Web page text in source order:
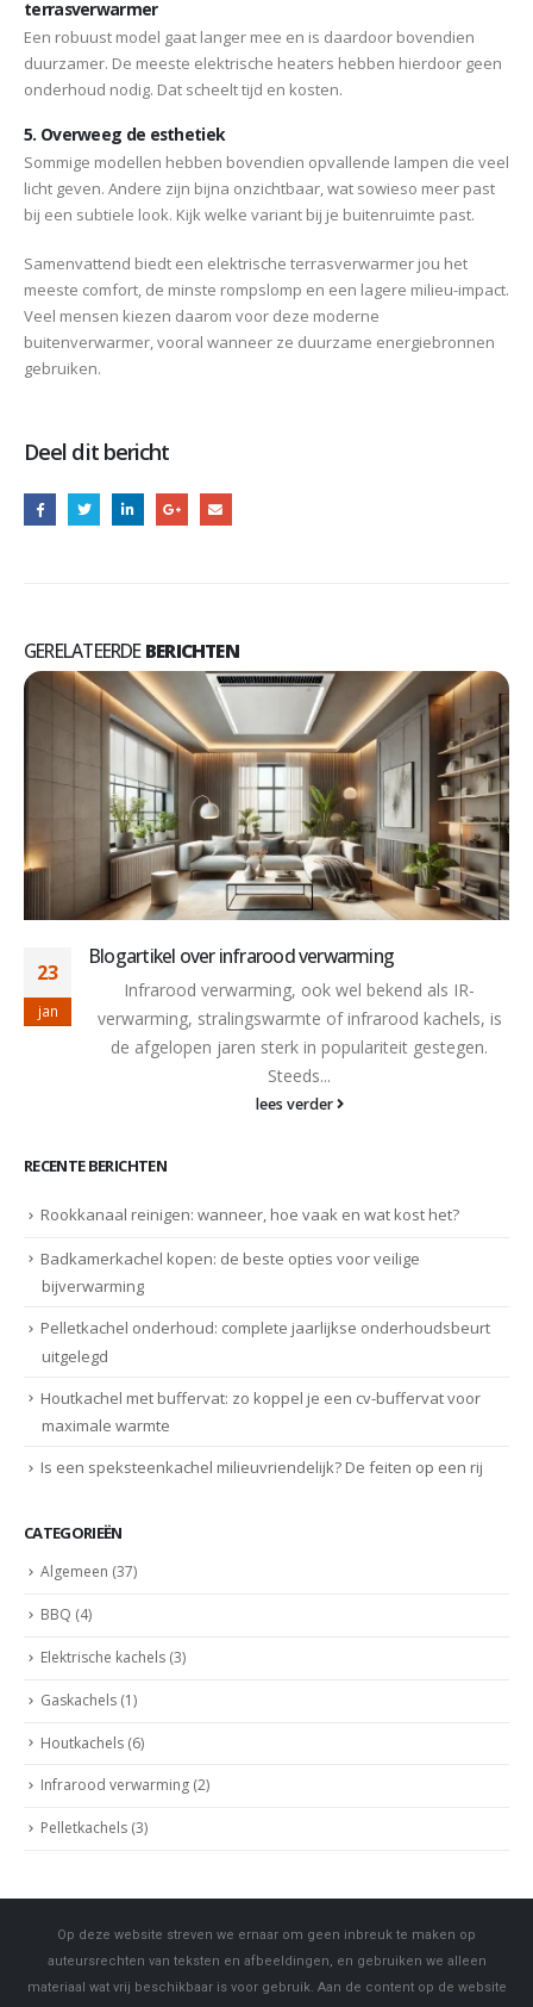
terrasverwarmer
Een robuust model gaat langer mee en is daardoor bovendien
duurzamer. De meeste elektrische heaters hebben hierdoor geen
onderhoud nodig. Dat scheelt tijd en kosten.
5. Overweeg de esthetiek
Sommige modellen hebben bovendien opvallende lampen die veel
licht geven. Andere zijn bijna onzichtbaar, wat sowieso meer past
bij een subtiele look. Kijk welke variant bij je buitenruimte past.
Samenvattend biedt een elektrische terrasverwarmer jou het
meeste comfort, de minste rompslomp en een lagere milieu-impact.
Veel mensen kiezen daarom voor deze moderne
buitenverwarmer, vooral wanneer ze duurzame energiebronnen
gebruiken.
Deel dit bericht
GERELATEERDEBERICHTEN
23
jan
Blogartikel over infrarood verwarming
Infrarood verwarming, ook wel bekend als IR-
verwarming, stralingswarmte of infrarood kachels, is
de afgelopen jaren sterk in populariteit gestegen.
Steeds...
lees verder
RECENTE BERICHTEN
Rookkanaal reinigen: wanneer, hoe vaak en wat kost het?
Badkamerkachel kopen: de beste opties voor veilige
bijverwarming
Pelletkachel onderhoud: complete jaarlijkse onderhoudsbeurt
uitgelegd
Houtkachel met buffervat: zo koppel je een cv-buffervat voor
maximale warmte
Is een speksteenkachel milieuvriendelijk? De feiten op een rij
CATEGORIEËN
Algemeen (37)
BBQ (4)
Elektrische kachels (3)
Gaskachels (1)
Houtkachels (6)
Infrarood verwarming (2)
Pelletkachels (3)
Op deze website streven we ernaar om geen inbreuk te maken op
auteursrechten van teksten en afbeeldingen, en gebruiken we alleen
materiaal wat vrij beschikbaar is voor gebruik. Aan de content op de website